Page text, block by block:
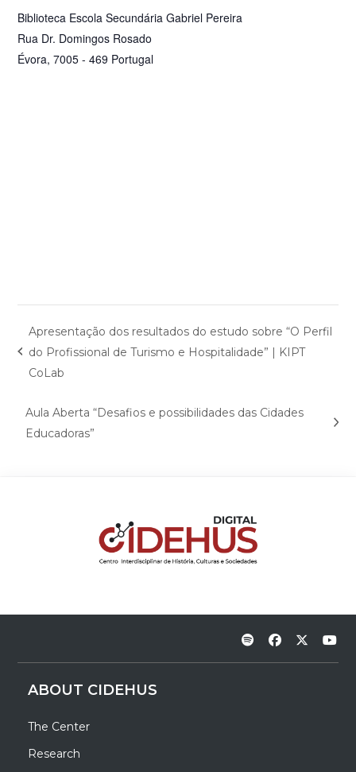
Biblioteca Escola Secundária Gabriel Pereira
Rua Dr. Domingos Rosado
Évora, 7005 - 469 Portugal
Apresentação dos resultados do estudo sobre “O Perfil
do Profissional de Turismo e Hospitalidade” | KIPT
CoLab
Aula Aberta “Desafios e possibilidades das Cidades
Educadoras”
ABOUT CIDEHUS
The Center
Research